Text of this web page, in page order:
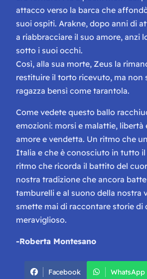
attacco verso la barca che
suoi ospiti. Arakne, dopo anni di
a riabbracciare il suo amore, anzi
sotto i suoi occhi.
Così, alla sua morte, Zeus la
restituire il torto ricevuto, ma non
ragazza bensì come tarantola.
Come vedete questo ballo
emozioni: morsi e malattie, libertà
amore e vendetta. Un ritmo che
Italia e che è conosciuto in tutto
ritmo che ricorda il battito del
nostra tradizione che ancora
tamburelli e al suono della nostra
smette mai di raccontare storie di
meraviglioso.
-Roberta Montesano
Facebook WhatsApp